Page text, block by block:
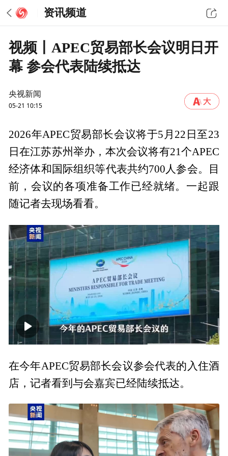
资讯频道
视频丨APEC贸易部长会议明日开
幕 参会代表陆续抵达
央视新闻
05-21 10:15
2026年APEC贸易部长会议将于5月22日至23
日在江苏苏州举办，本次会议将有21个APEC
经济体和国际组织等代表共约700人参会。目
前，会议的各项准备工作已经就绪。一起跟
随记者去现场看看。
00:00 01:11
在今年APEC贸易部长会议参会代表的入住酒
店，记者看到与会嘉宾已经陆续抵达。